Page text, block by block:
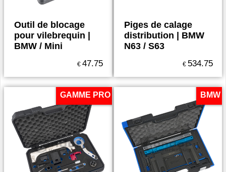
Outil de blocage
pour vilebrequin |
BMW / Mini
€ 47.75
Piges de calage
distribution | BMW
N63 / S63
€ 534.75
GAMME PRO BMW